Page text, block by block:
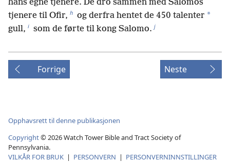
hans egne tjenere. De dro sammen med Salomos
tjenere til Ofir, h og derfra hentet de 450 talenter *
gull, i som de førte til kong Salomo. j
Forrige Neste
Opphavsrett til denne publikasjonen
Copyright© 2026Watch Tower Bible and Tract Society of
Pennsylvania.
VILKÅR FOR BRUK | PERSONVERN | PERSONVERNINNSTILLINGER